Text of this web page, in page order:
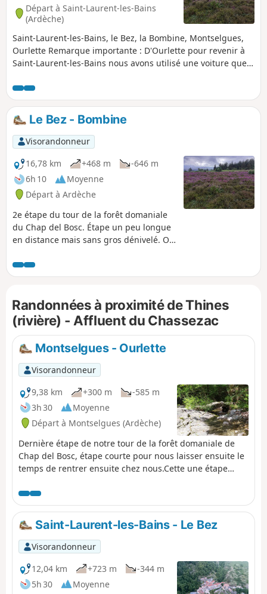
Départ à Saint-Laurent-les-Bains
(Ardèche)
Saint-Laurent-les-Bains, le Bez, la Bombine, Montselgues,
Ourlette Remarque importante : D'Ourlette pour revenir à
Saint-Laurent-les-Bains nous avons utilisé une voiture que
et la diversité des paysages nous aurions bien aimer
boucler complètement cette boucle mais nous n'avons pas
trouver de gîte entre Ourlette et Saint-Laurent-les-Bains à
notre grand regret.
Le Bez - Bombine
Visorandonneur
16,78 km
+468 m
-646 m
6h 10
Moyenne
Départ à Ardèche
2e étape du tour de la forêt domaniale
du Chap del Bosc. Étape un peu longue
en distance mais sans gros dénivelé. On
champs de bruyère en fleur, et de
genêts. Direction Sud, toute.
Randonnées à proximité de Thines
(rivière) - Affluent du Chassezac
Montselgues - Ourlette
Visorandonneur
9,38 km
+300 m
-585 m
3h 30
Moyenne
Départ à Montselgues (Ardèche)
Dernière étape de notre tour de la forêt domaniale de
Chap del Bosc, étape courte pour nous laisser ensuite le
temps de rentrer ensuite chez nous.Cette une étape
champignons, fleurs, forêt, ruisseaux accueillants.Nous
n'y avons croisé personne.
Saint-Laurent-les-Bains - Le Bez
Visorandonneur
12,04 km
+723 m
-344 m
5h 30
Moyenne